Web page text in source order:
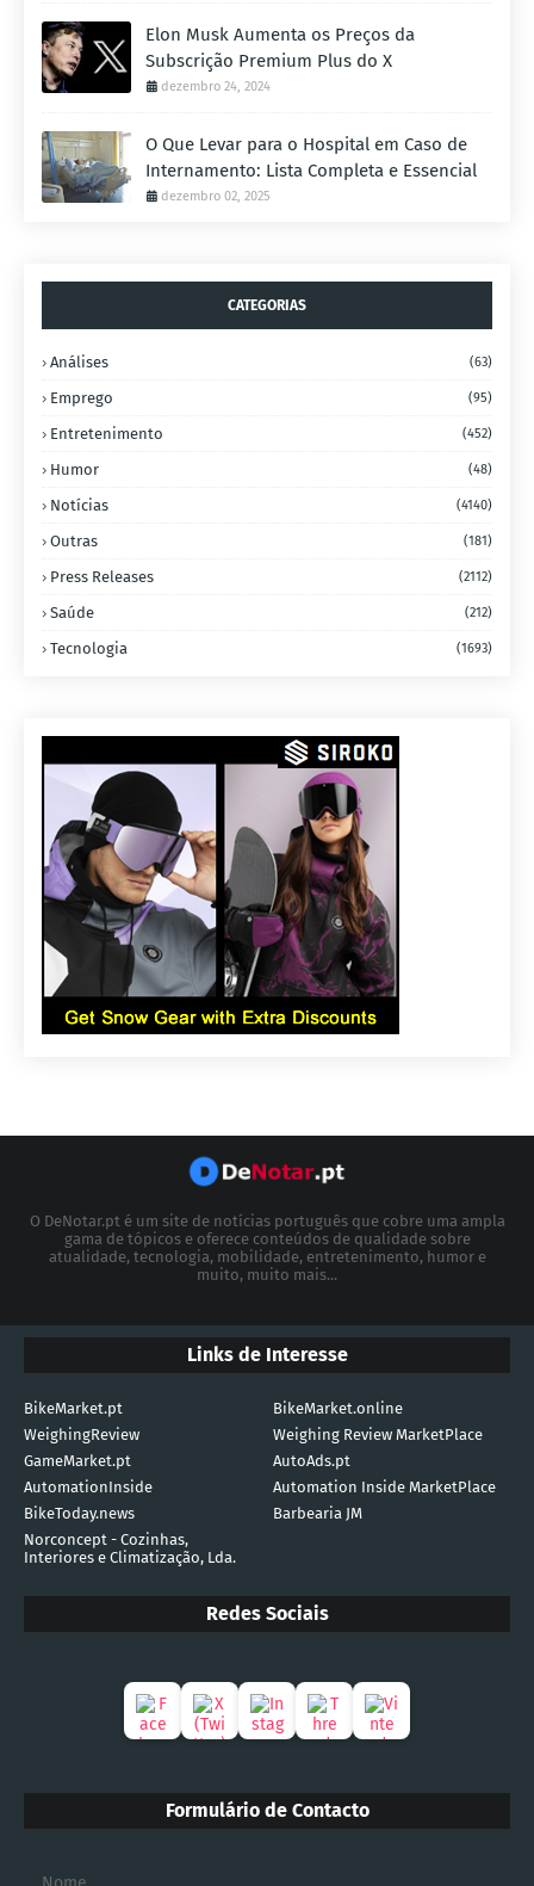
Elon Musk Aumenta os Preços da
Subscrição Premium Plus do X
dezembro 24, 2024
O Que Levar para o Hospital em Caso de
Internamento: Lista Completa e Essencial
dezembro 02, 2025
CATEGORIAS
Análises (63)
Emprego (95)
Entretenimento (452)
Humor (48)
Notícias (4140)
Outras (181)
Press Releases (2112)
Saúde (212)
Tecnologia (1693)
O DeNotar.pt é um site de notícias português que cobre uma ampla
gama de tópicos e oferece conteúdos de qualidade sobre
atualidade, tecnologia, mobilidade, entretenimento, humor e
muito, muito mais...
Links de Interesse
BikeMarket.pt
BikeMarket.online
WeighingReview
Weighing Review MarketPlace
GameMarket.pt
AutoAds.pt
AutomationInside
Automation Inside MarketPlace
BikeToday.news
Barbearia JM
Norconcept - Cozinhas,
Interiores e Climatização, Lda.
Redes Sociais
Formulário de Contacto